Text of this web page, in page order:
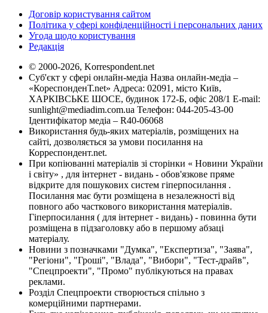
Договір користування сайтом
Політика у сфері конфіденційності і персональних даних
Угода щодо користування
Редакція
© 2000-2026, Korrespondent.net
Суб'єкт у сфері онлайн-медіа Назва онлайн-медіа –
«КореспонденТ.net» Адреса: 02091, місто Київ,
ХАРКІВСЬКЕ ШОСЕ, будинок 172-Б, офіс 208/1 E-mail:
sunlight@mediadim.com.ua Телефон: 044-205-43-00
Ідентифікатор медіа – R40-06068
Використання будь-яких матеріалів, розміщених на
сайті, дозволяється за умови посилання на
Корреспондент.net.
При копіюванні матеріалів зі сторінки « Новини України
і світу» , для інтернет - видань - обов'язкове пряме
відкрите для пошукових систем гіперпосилання .
Посилання має бути розміщена в незалежності від
повного або часткового використання матеріалів.
Гіперпосилання ( для інтернет - видань) - повинна бути
розміщена в підзаголовку або в першому абзаці
матеріалу.
Новини з позначками "Думка", "Експертиза", "Заява",
"Регіони", "Гроші", "Влада", "Вибори", "Тест-драйв",
"Спецпроекти", "Промо" публікуються на правах
реклами.
Розділ Спецпроекти створюється спільно з
комерційними партнерами.